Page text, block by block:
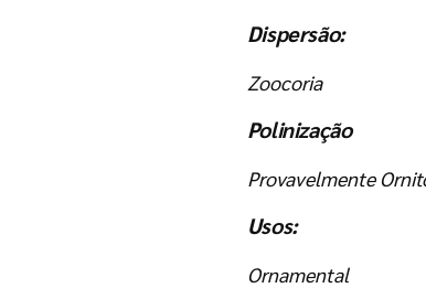
Dispersão:
Zoocoria
Polinização
Provavelmente
Usos:
Ornamental